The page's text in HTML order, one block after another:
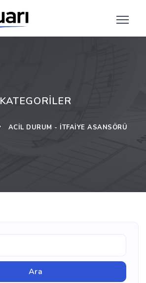
KATEGORILER
ACIL DURUM - İTFAIYE ASANSÖRÜ